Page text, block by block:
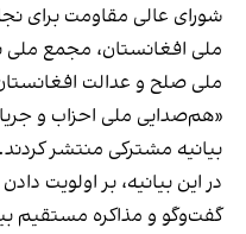
شورای عالی مقاومت برای
ملی افغانستان، مجمع ملی
ملی صلح و عدالت
«هم‌صدایی ملی احزاب و
بیانیه مشترکی منتشر کردند.
در این بیانیه، بر اولویت
گفت‌وگو و مذاکره مستقیم